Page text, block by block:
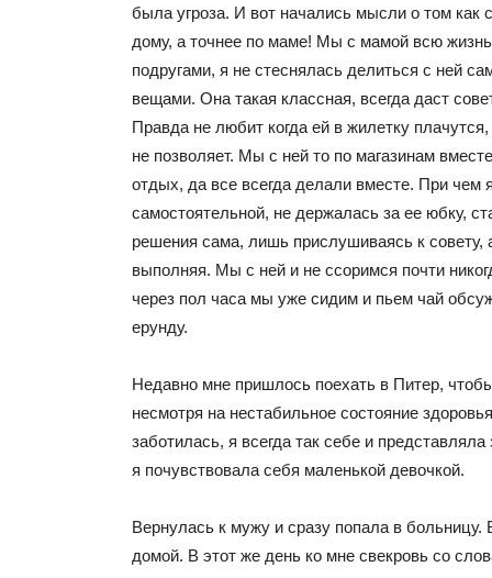
была угроза. И вот начались мысли о том как
дому, а точнее по маме! Мы с мамой всю
подругами, я не стеснялась делиться с ней
вещами. Она такая классная, всегда даст
Правда не любит когда ей в жилетку
не позволяет. Мы с ней то по магазинам
отдых, да все всегда делали вместе. При чем
самостоятельной, не держалась за ее юбку,
решения сама, лишь прислушиваясь к совету,
выполняя. Мы с ней и не ссоримся почти
через пол часа мы уже сидим и пьем чай
ерунду.
Недавно мне пришлось поехать в Питер,
несмотря на нестабильное состояние
заботилась, я всегда так себе и
я почувствовала себя маленькой девочкой.
Вернулась к мужу и сразу попала в
домой. В этот же день ко мне свекровь со